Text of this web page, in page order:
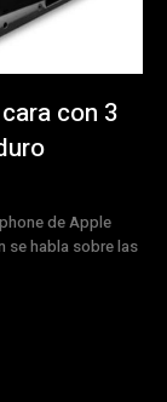
con 3
de Apple
se habla sobre las